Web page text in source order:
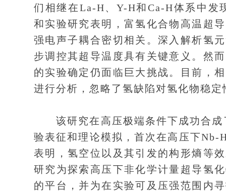
们相继在La-H、Y-H和Ca-H体系中发
和实验研究表明，富氢化合物高温超
强电声子耦合密切相关。深入解析氢
步调控其超导温度具有关键意义。然
的实验确定仍面临巨大挑战。目前，
进行分析，忽略了氢缺陷对氢化物稳
该研究在高压极端条件下成功合成
验表征和理论模拟，首次在高压下Nb-
表明，氢空位以及其引发的构形熵等
研究为探索高压下非化学计量超导氢
的平台，并为在实验可及压强范围内